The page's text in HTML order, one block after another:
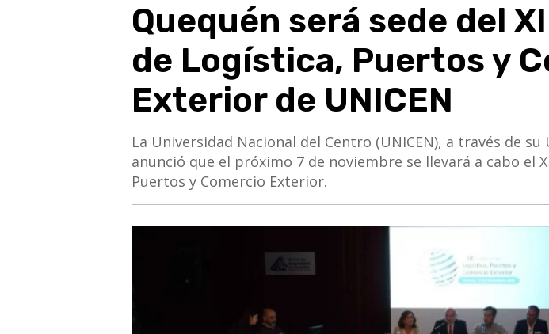
Quequén será sede del
de Logística, Puertos y
Exterior de UNICEN
La Universidad Nacional del Centro (UNICEN), a través de
anunció que el próximo 7 de noviembre se llevará a cabo el
Puertos y Comercio Exterior.